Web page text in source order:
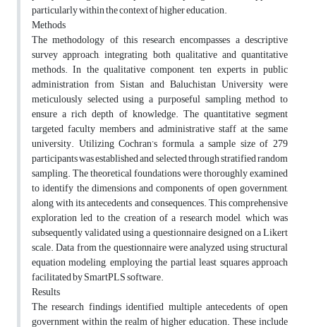
particularly within the context of higher education.
Methods
The methodology of this research encompasses a descriptive
survey approach, integrating both qualitative and quantitative
methods. In the qualitative component, ten experts in public
administration from Sistan and Baluchistan University were
meticulously selected using a purposeful sampling method to
ensure a rich depth of knowledge. The quantitative segment
targeted faculty members and administrative staff at the same
university. Utilizing Cochran’s formula, a sample size of 279
participants was established and selected through stratified random
sampling. The theoretical foundations were thoroughly examined
to identify the dimensions and components of open government,
along with its antecedents and consequences. This comprehensive
exploration led to the creation of a research model, which was
subsequently validated using a questionnaire designed on a Likert
scale. Data from the questionnaire were analyzed using structural
equation modeling, employing the partial least squares approach
facilitated by SmartPLS software.
Results
The research findings identified multiple antecedents of open
government within the realm of higher education. These include